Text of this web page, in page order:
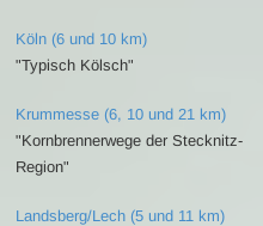
Köln (6 und 10 km)
"Typisch Kölsch"
Krummesse (6, 10 und 21 km)
"Kornbrennerwege der Stecknitz-
Region"
Landsberg/Lech (5 und 11 km)